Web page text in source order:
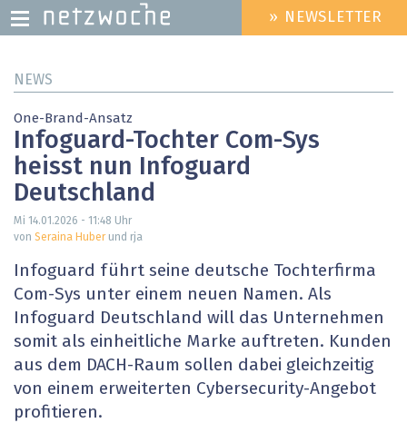
zum
HEADER
MENU
» NEWSLETTER
NEWS
One-Brand-Ansatz
Infoguard-Tochter Com-Sys
heisst nun Infoguard
Deutschland
Mi 14.01.2026 - 11:48 Uhr
von Seraina Huberund rja
Infoguard führt seine deutsche Tochterfirma
Com-Sys unter einem neuen Namen. Als
Infoguard Deutschland will das Unternehmen
somit als einheitliche Marke auftreten. Kunden
aus dem DACH-Raum sollen dabei gleichzeitig
von einem erweiterten Cybersecurity-Angebot
profitieren.